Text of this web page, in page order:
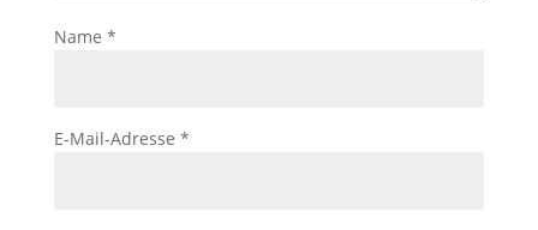
Name *
E-Mail-Adresse *